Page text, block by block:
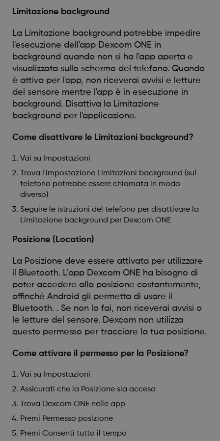
Limitazione background
La Limitazione background potrebbe impedire
l'esecuzione dell'app Dexcom ONE in
background quando non si ha l'app aperta e
visualizzata sullo schermo del telefono. Quando
è attiva per l'app, non riceverai avvisi e letture
del sensore mentre l'app è in esecuzione in
background. Disattiva la Limitazione
background per l'applicazione.
Come disattivare le Limitazioni background?
Vai su Impostazioni
Trova l'impostazione Limitazioni background (sul
telefono potrebbe essere chiamata in modo
diverso)
Seguire le istruzioni del telefono per disattivare la
Limitazione background per Dexcom ONE
Posizione (Location)
La Posizione deve essere attivata per utilizzare
il Bluetooth. L’app Dexcom ONE ha bisogno di
poter accedere alla posizione costantemente,
affinché Android gli permetta di usare il
Bluetooth. . Se non lo fai, non riceverai avvisi o
le letture del sensore. Dexcom non utilizza
questo permesso per tracciare la tua posizione.
Come attivare il permesso per la Posizione?
Vai su Impostazioni
Assicurati che la Posizione sia accesa
Trova Dexcom ONE nelle app
Premi Permesso posizione
Premi Consenti tutto il tempo